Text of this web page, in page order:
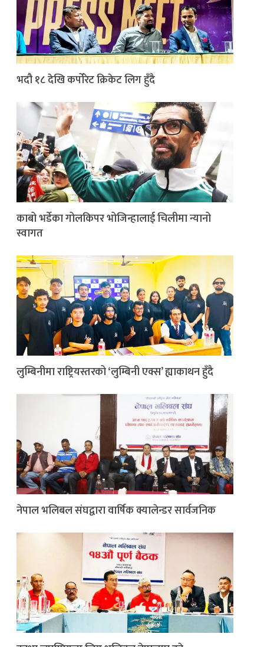
भदौ १८ देखि कर्पोरेट क्रिकेट लिग हुँदै
काबो भर्डेका गोलकिपर भोजिन्हालाई चिलीमा न्यानो
स्वागत
लुम्बिनीमा राष्ट्रियस्तरको ‘लुम्बिनी एक्स’ ह्याकाथन हुँदै
नेपाल भलिबल संघद्वारा वार्षिक क्यालेन्डर सार्वजनिक